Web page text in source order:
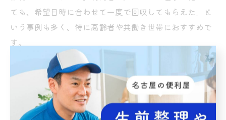
ても、希望日時に合わせて一度で回収してもらえた」と
いう事例も多く、特に高齢者や共働き世帯におすすめで
す。
ただし、依頼前には見積もり内容やサービス範囲を必ず
確認し、当日になって追加費用が発生しないよう注意し
ましょう。また、回収品目によっては法律上の制約があ
るため、業者へ事前相談することも大切です。